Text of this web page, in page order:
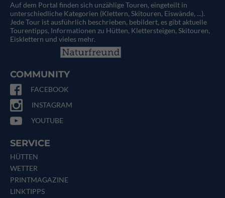
Auf dem Portal finden sich unzählige Touren, eingeteilt in
unterschiedliche Kategorien (Klettern, Skitouren, Eiswände, ...).
Jede Tour ist ausführlich beschrieben, bebildert, es gibt aktuelle
Tourentipps, Informationen zu Hütten, Klettersteigen, Skitouren,
Eisklettern und vieles mehr.
COMMUNITY
FACEBOOK
INSTAGRAM
YOUTUBE
SERVICE
HÜTTEN
WETTER
PRINTMAGAZINE
LINKTIPPS